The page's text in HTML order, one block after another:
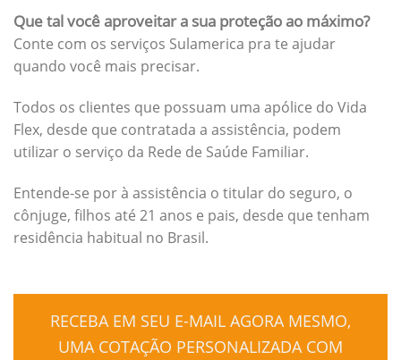
Que tal você aproveitar a sua proteção ao máximo?
Conte com os serviços Sulamerica pra te ajudar
quando você mais precisar.
Todos os clientes que possuam uma apólice do Vida
Flex, desde que contratada a assistência, podem
utilizar o serviço da Rede de Saúde Familiar.
Entende-se por à assistência o titular do seguro, o
cônjuge, filhos até 21 anos e pais, desde que tenham
residência habitual no Brasil.
RECEBA EM SEU E-MAIL AGORA MESMO,
UMA COTAÇÃO PERSONALIZADA COM